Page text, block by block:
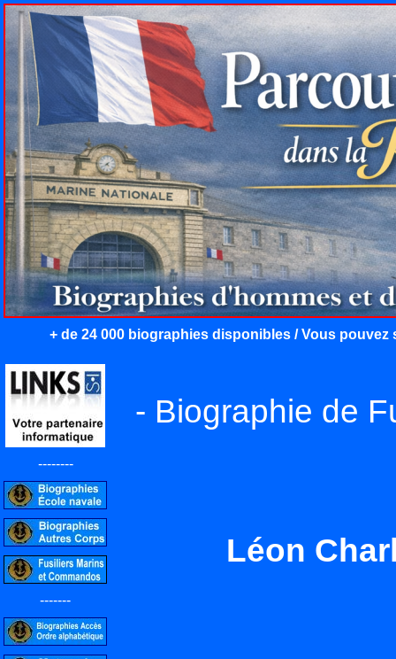
+ de 24 000 biographies disponibles / Vous
--------
-------
- Biographie de
Léon